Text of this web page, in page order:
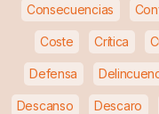
Consecuencias
Coste Crítica
Defensa
Descanso Descaro